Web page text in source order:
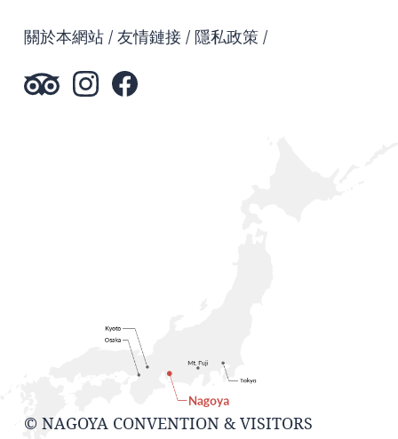
關於本網站 友情鏈接 隱私政策
© NAGOYA CONVENTION & VISITORS